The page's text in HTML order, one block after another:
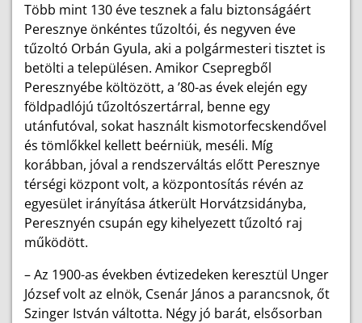
Több mint 130 éve tesznek a falu biztonságáért
Peresznye önkéntes tűzoltói, és negyven éve
tűzoltó Orbán Gyula, aki a polgármesteri tisztet is
betölti a településen. Amikor Csepregből
Peresznyébe költözött, a ’80-as évek elején egy
földpadlójú tűzoltószertárral, benne egy
utánfutóval, sokat használt kismotorfecskendővel
és tömlőkkel kellett beérniük, meséli. Míg
korábban, jóval a rendszerváltás előtt Peresznye
térségi központ volt, a központosítás révén az
egyesület irányítása átkerült Horvátzsidányba,
Peresznyén csupán egy kihelyezett tűzoltó raj
működött.
– Az 1900-as években évtizedeken keresztül Unger
József volt az elnök, Csenár János a parancsnok, őt
Szinger István váltotta. Négy jó barát, elsősorban